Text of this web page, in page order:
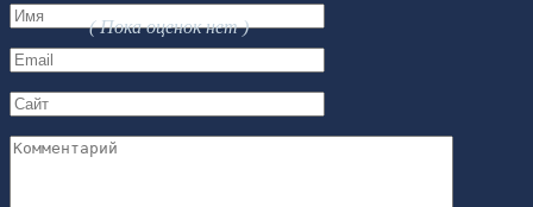
( Пока оценок нет )
Имя
*
Email
*
Сайт
Комментарий